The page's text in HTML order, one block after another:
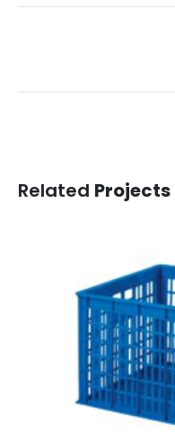
Related Projects